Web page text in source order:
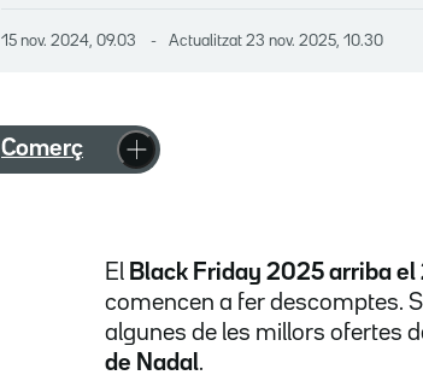
15 nov. 2024, 09.03 Actualitzat 23 nov. 2025, 10.30
Comerç
El Black Friday 2025 arriba el
comencen a fer descomptes.
algunes de les millors ofertes
de Nadal.